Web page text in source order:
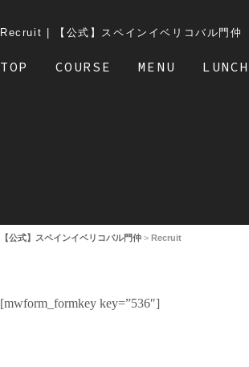
Recruit | 【公式】スペインイベリコバル門仲
TOP COURSE MENU LUNCH
【公式】スペインイベリコバル門仲 > Recruit
[mwform_formkey key=”536″]